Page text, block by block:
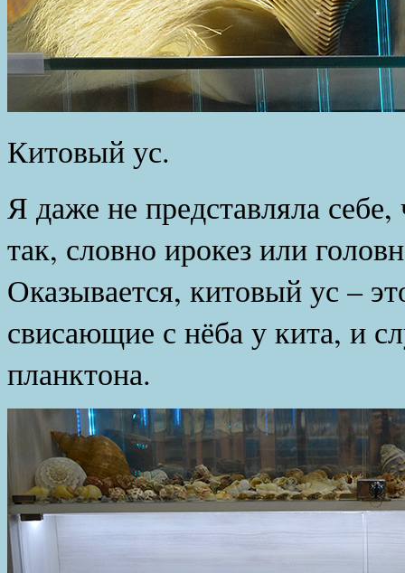
Китовый ус.
Я даже не представляла
так, словно ирокез или
Оказывается, китовый ус –
свисающие с нёба у кита, и
планктона.